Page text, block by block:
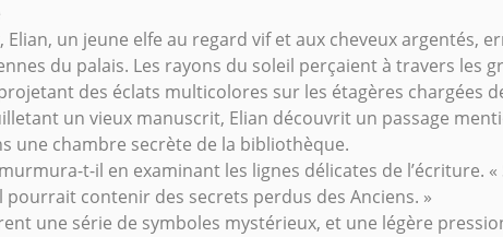
un jeune elfe au regard vif et aux cheveux argentés,
du palais. Les rayons du soleil perçaient à travers les
des éclats multicolores sur les étagères chargées
un vieux manuscrit, Elian découvrit un passage
une chambre secrète de la bibliothèque.
murmura-t-il en examinant les lignes délicates de l’écriture.
pourrait contenir des secrets perdus des Anciens. »
une série de symboles mystérieux, et une légère